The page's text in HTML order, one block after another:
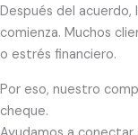
Después del acuerdo,
comienza. Muchos
o estrés financiero.
Por eso, nuestro
cheque.